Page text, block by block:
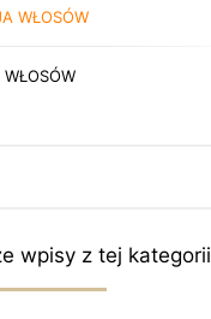
WŁOSÓW
wpisy z tej kategorii